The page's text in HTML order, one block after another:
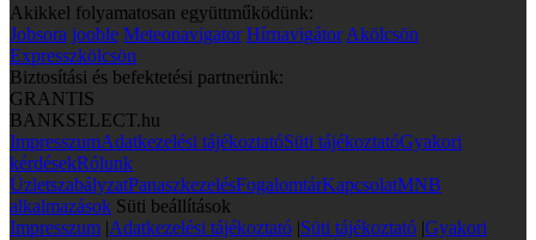
Akikkel folyamatosan együttműködünk:
Jobsora jooble Meteonavigator Hírnavigátor Akölcsön
Expresszkölcsön
Biztosítási és befektetési partnerünk:
GRANTIS
BANKSELECT.hu
ImpresszumAdatkezelési tájékoztatóSüti tájékoztatóGyakori
kérdésekRólunk
ÜzletszabályzatPanaszkezelésFogalomtárKapcsolatMNB
alkalmazások Süti beállítások
Impresszum |Adatkezelési tájékoztató |Süti tájékoztató |Gyakori